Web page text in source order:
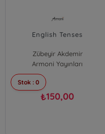
English Tenses
Zübeyir Akdemir
Armoni Yayınları
Stok : 0
₺150,00